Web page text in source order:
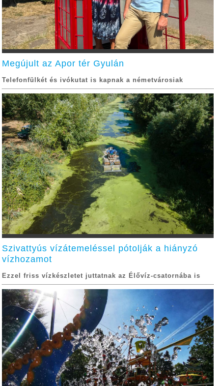
Megújult az Apor tér Gyulán
Telefonfülkét és ivókutat is kapnak a németvárosiak
Szivattyús vízátemeléssel pótolják a hiányzó
vízhozamot
Ezzel friss vízkészletet juttatnak az Élővíz-csatornába is